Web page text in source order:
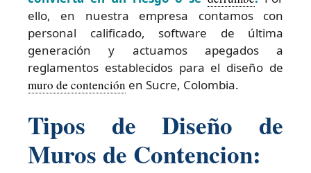
ello, en nuestra empresa contamos con
personal calificado, software de última
generación y actuamos apegados a
reglamentos establecidos para el diseño de
muro de contención en Sucre, Colombia.
Tipos de Diseño de
Muros de Contencion: